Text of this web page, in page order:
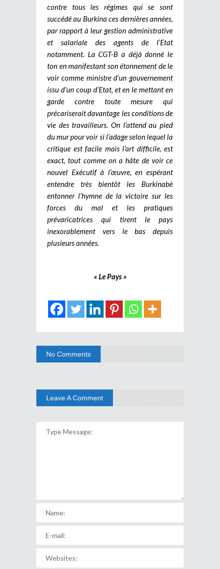
contre tous les régimes qui se sont
succédé au Burkina ces dernières années,
par rapport à leur gestion administrative
et salariale des agents de l’Etat
notamment. La CGT-B a déjà donné le
ton en manifestant son étonnement de le
voir comme ministre d’un gouvernement
issu d’un coup d’Etat, et en le mettant en
garde contre toute mesure qui
précariserait davantage les conditions de
vie des travailleurs. On l’attend au pied
du mur pour voir si l’adage selon lequel la
critique est facile mais l’art difficile, est
exact, tout comme on a hâte de voir ce
nouvel Exécutif à l’œuvre, en espérant
entendre très bientôt les Burkinabè
entonner l’hymne de la victoire sur les
forces du mal et les pratiques
prévaricatrices qui tirent le pays
inexorablement vers le bas depuis
plusieurs années.
« Le Pays »
No Comments
Leave A Comment